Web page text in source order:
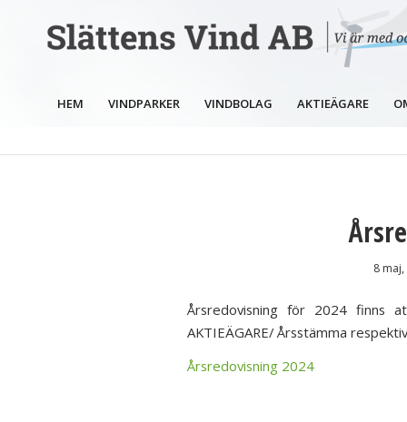
HEM VINDPARKER VINDBOLAG AKTIEÄGARE
8
Årsredovisning för 2024 finns
AKTIEÄGARE/ Årsstämma
Årsredovisning 2024